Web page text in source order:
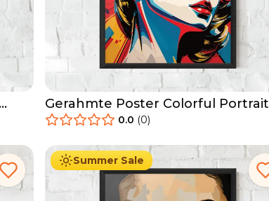
Gerahmte Poster Colorful Portrait
Lady
0.0 (0)
Summer Sale
Ab 49.90 € 29.90